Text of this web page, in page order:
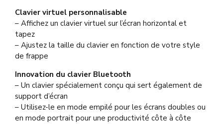
Clavier virtuel personnalisable
– Affichez un clavier virtuel sur l’écran horizontal et
tapez
– Ajustez la taille du clavier en fonction de votre style
de frappe
Innovation du clavier Bluetooth
– Un clavier spécialement conçu qui sert également de
support d’écran
– Utilisez-le en mode empilé pour les écrans doubles ou
en mode portrait pour une productivité côte à côte